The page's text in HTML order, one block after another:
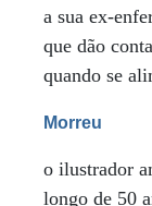
a sua ex-
que dão
quando se
Morreu
o ilustrador
longo de 50